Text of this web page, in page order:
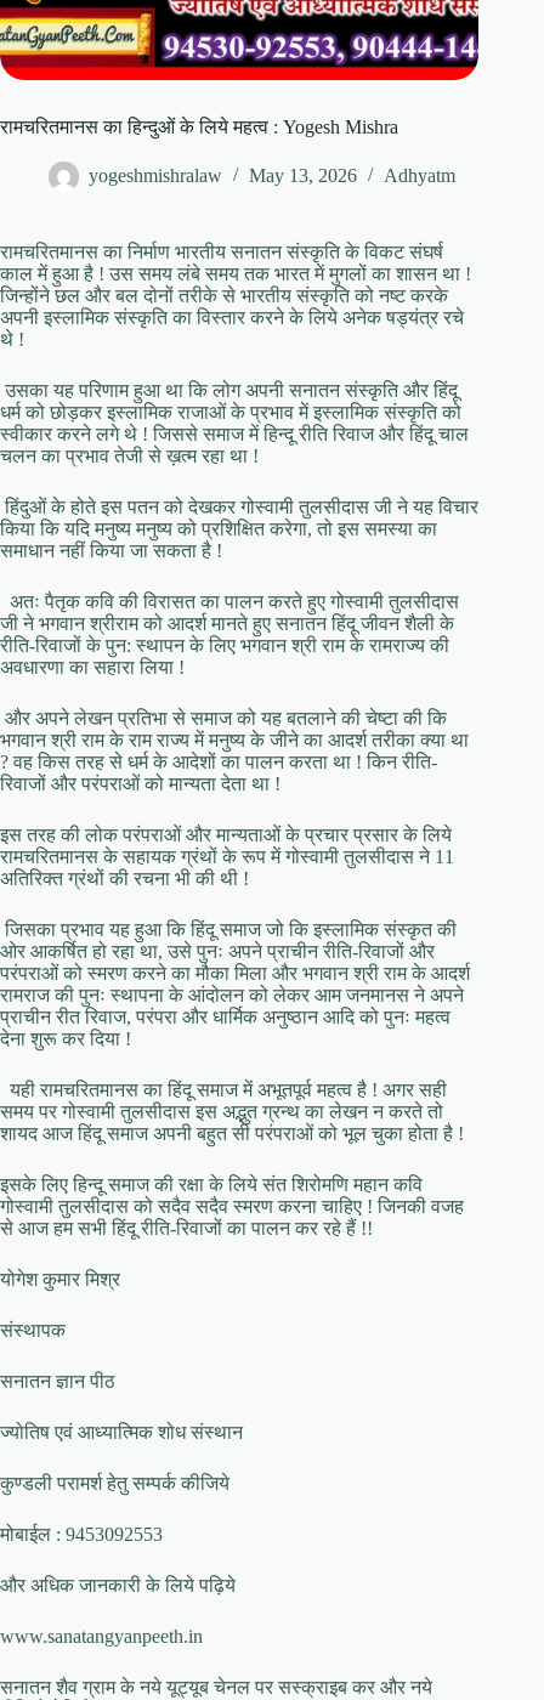
रामचरितमानस का हिन्दुओं के लिये महत्व : Yogesh Mishra
yogeshmishralaw May 13, 2026 Adhyatm
रामचरितमानस का निर्माण भारतीय सनातन संस्कृति के विकट संघर्ष
काल में हुआ है ! उस समय लंबे समय तक भारत में मुगलों का शासन था !
जिन्होंने छल और बल दोनों तरीके से भारतीय संस्कृति को नष्ट करके
अपनी इस्लामिक संस्कृति का विस्तार करने के लिये अनेक षड्यंत्र रचे
थे !
उसका यह परिणाम हुआ था कि लोग अपनी सनातन संस्कृति और हिंदू
धर्म को छोड़कर इस्लामिक राजाओं के प्रभाव में इस्लामिक संस्कृति को
स्वीकार करने लगे थे ! जिससे समाज में हिन्दू रीति रिवाज और हिंदू चाल
चलन का प्रभाव तेजी से ख़त्म रहा था !
हिंदुओं के होते इस पतन को देखकर गोस्वामी तुलसीदास जी ने यह विचार
किया कि यदि मनुष्य मनुष्य को प्रशिक्षित करेगा, तो इस समस्या का
समाधान नहीं किया जा सकता है !
अतः पैतृक कवि की विरासत का पालन करते हुए गोस्वामी तुलसीदास
जी ने भगवान श्रीराम को आदर्श मानते हुए सनातन हिंदू जीवन शैली के
रीति-रिवाजों के पुन: स्थापन के लिए भगवान श्री राम के रामराज्य की
अवधारणा का सहारा लिया !
और अपने लेखन प्रतिभा से समाज को यह बतलाने की चेष्टा की कि
भगवान श्री राम के राम राज्य में मनुष्य के जीने का आदर्श तरीका क्या था
? वह किस तरह से धर्म के आदेशों का पालन करता था ! किन रीति-
रिवाजों और परंपराओं को मान्यता देता था !
इस तरह की लोक परंपराओं और मान्यताओं के प्रचार प्रसार के लिये
रामचरितमानस के सहायक ग्रंथों के रूप में गोस्वामी तुलसीदास ने 11
अतिरिक्त ग्रंथों की रचना भी की थी !
जिसका प्रभाव यह हुआ कि हिंदू समाज जो कि इस्लामिक संस्कृत की
ओर आकर्षित हो रहा था, उसे पुनः अपने प्राचीन रीति-रिवाजों और
परंपराओं को स्मरण करने का मौका मिला और भगवान श्री राम के आदर्श
रामराज की पुनः स्थापना के आंदोलन को लेकर आम जनमानस ने अपने
प्राचीन रीत रिवाज, परंपरा और धार्मिक अनुष्ठान आदि को पुनः महत्व
देना शुरू कर दिया !
यही रामचरितमानस का हिंदू समाज में अभूतपूर्व महत्व है ! अगर सही
समय पर गोस्वामी तुलसीदास इस अद्भुत ग्रन्थ का लेखन न करते तो
शायद आज हिंदू समाज अपनी बहुत सी परंपराओं को भूल चुका होता है !
इसके लिए हिन्दू समाज की रक्षा के लिये संत शिरोमणि महान कवि
गोस्वामी तुलसीदास को सदैव सदैव स्मरण करना चाहिए ! जिनकी वजह
से आज हम सभी हिंदू रीति-रिवाजों का पालन कर रहे हैं !!
योगेश कुमार मिश्र
संस्थापक
सनातन ज्ञान पीठ
ज्योतिष एवं आध्यात्मिक शोध संस्थान
कुण्डली परामर्श हेतु सम्पर्क कीजिये
मोबाईल : 9453092553
और अधिक जानकारी के लिये पढ़िये
www.sanatangyanpeeth.in
सनातन शैव ग्राम के नये यूट्यूब चेनल पर सस्क्राइब कर और नये